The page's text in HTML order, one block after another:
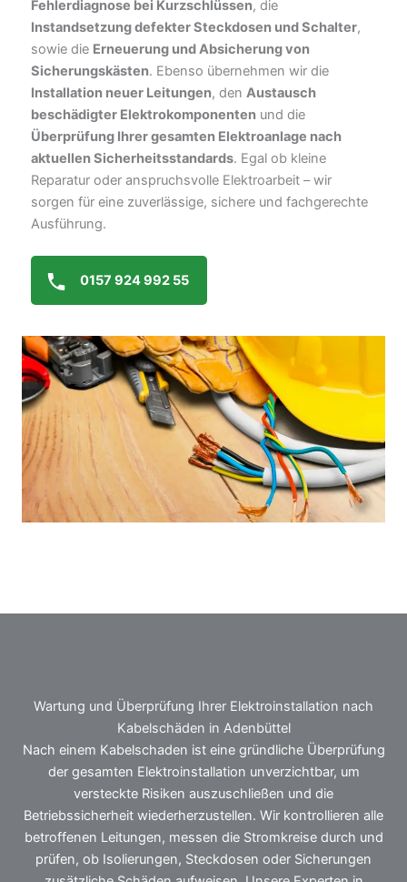
Fehlerdiagnose bei Kurzschlüssen, die
Instandsetzung defekter Steckdosen und Schalter,
sowie die Erneuerung und Absicherung von
Sicherungskästen. Ebenso übernehmen wir die
Installation neuer Leitungen, den Austausch
beschädigter Elektrokomponenten und die
Überprüfung Ihrer gesamten Elektroanlage nach
aktuellen Sicherheitsstandards. Egal ob kleine
Reparatur oder anspruchsvolle Elektroarbeit – wir
sorgen für eine zuverlässige, sichere und fachgerechte
Ausführung.
0157 924 992 55
Wartung und Überprüfung Ihrer Elektroinstallation nach
Kabelschäden in Adenbüttel
Nach einem Kabelschaden ist eine gründliche Überprüfung
der gesamten Elektroinstallation unverzichtbar, um
versteckte Risiken auszuschließen und die
Betriebssicherheit wiederherzustellen. Wir kontrollieren alle
betroffenen Leitungen, messen die Stromkreise durch und
prüfen, ob Isolierungen, Steckdosen oder Sicherungen